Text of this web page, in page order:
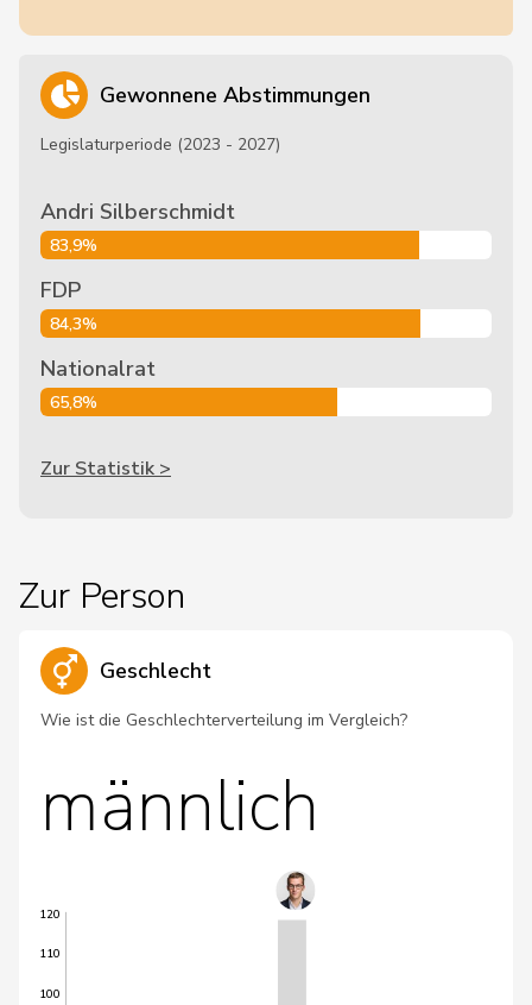
Gewonnene Abstimmungen
Legislaturperiode (2023 - 2027)
Andri Silberschmidt
83,9%
FDP
84,3%
Nationalrat
65,8%
Zur Statistik >
Zur Person
Geschlecht
Wie ist die Geschlechterverteilung im Vergleich?
männlich
100
110
120